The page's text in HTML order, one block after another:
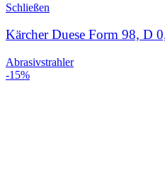
Schließen
Kärcher Duese Form 98, D
Abrasivstrahler
-15%